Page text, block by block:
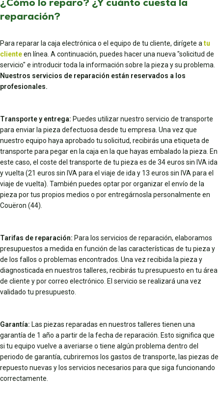
reparación?
Para reparar la caja electrónica o el equipo de tu cliente, dirígete atu
clienteen línea. A continuación, puedes hacer una nueva "solicitud de
servicio" e introducir toda la información sobre la pieza y su problema.
Nuestros servicios de reparación están reservados a los
profesionales.
Transporte y entrega: Puedes utilizar nuestro servicio de transporte
para enviar la pieza defectuosa desde tu empresa. Una vez que
nuestro equipo haya aprobado tu solicitud, recibirás una etiqueta de
transporte para pegar en la caja en la que hayas embalado la pieza. En
este caso, el coste del transporte de tu pieza es de 34 euros sin IVA ida
y vuelta (21 euros sin IVA para el viaje de ida y 13 euros sin IVA para el
viaje de vuelta). También puedes optar por organizar el envío de la
pieza por tus propios medios o por entregárnosla personalmente en
Couëron (44).
Tarifas de reparación: Para los servicios de reparación, elaboramos
presupuestos a medida en función de las características de tu pieza y
de los fallos o problemas encontrados. Una vez recibida la pieza y
diagnosticada en nuestros talleres, recibirás tu presupuesto en tu área
de cliente y por correo electrónico. El servicio se realizará una vez
validado tu presupuesto.
Garantía: Las piezas reparadas en nuestros talleres tienen una
garantía de 1 año a partir de la fecha de reparación. Esto significa que
si tu equipo vuelve a averiarse o tiene algún problema dentro del
periodo de garantía, cubriremos los gastos de transporte, las piezas de
repuesto nuevas y los servicios necesarios para que siga funcionando
correctamente.